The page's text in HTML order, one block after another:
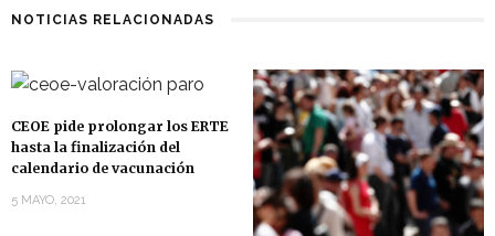
NOTICIAS RELACIONADAS
CEOE pide prolongar los ERTE
hasta la finalización del
calendario de vacunación
5 MAYO, 2021